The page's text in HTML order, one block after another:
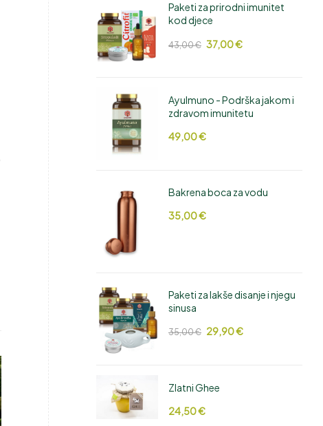
Paketi za prirodni imunitet
kod djece
43,00€ 37,00€
AyuImuno - Podrška jakom i
zdravom imunitetu
49,00€
Bakrena boca za vodu
35,00€
Paketi za lakše disanje i njegu
sinusa
35,00€ 29,90€
Zlatni Ghee
24,50€